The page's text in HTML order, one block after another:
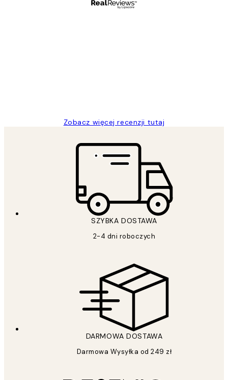
Zobacz więcej recenzji tutaj
SZYBKA DOSTAWA
2-4 dni roboczych
DARMOWA DOSTAWA
Darmowa Wysyłka od 249 zł